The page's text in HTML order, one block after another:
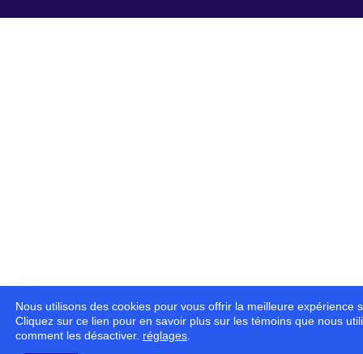
Nous utilisons des cookies pour vous offrir la meilleure expérience
Cliquez sur ce lien pour en savoir plus sur les témoins que nous
comment les désactiver. réglages